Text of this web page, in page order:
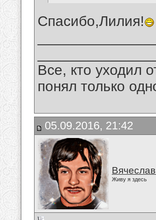
Спасибо,Лилия!
Все, кто уходил
понял только
05.09.2016, 21:42
Живу я здесь